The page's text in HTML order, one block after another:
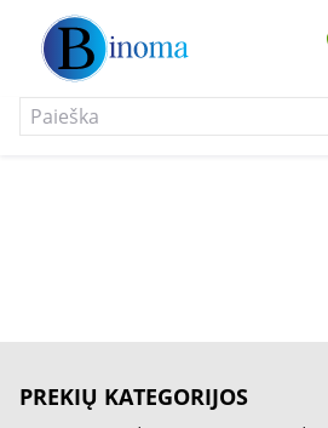
PREKIŲ KATEGORIJOS